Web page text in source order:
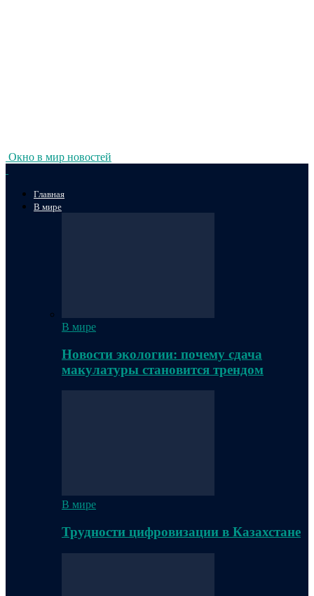
Окно в мир новостей
Главная
В мире
В мире
Новости экологии: почему сдача
макулатуры становится трендом
В мире
Трудности цифровизации в Казахстане